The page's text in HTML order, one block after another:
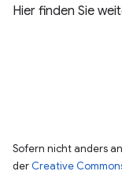
Hier finden Sie
Sofern nicht anders
der Creative